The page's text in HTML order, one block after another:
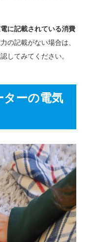
に記載されている消費
の記載がない場合は、
してみてください。
ーの電気